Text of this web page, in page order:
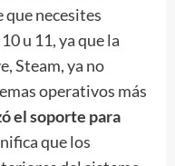
que necesites
u 11, ya que la
Steam, ya no
operativos más
el soporte para
que los